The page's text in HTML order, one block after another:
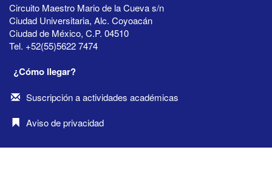
Circuito Maestro Mario de la Cueva s/n
Ciudad Universitaria, Alc. Coyoacán
Ciudad de México, C.P. 04510
Tel. +52(55)5622 7474
¿Cómo llegar?
Suscripción a actividades académicas
Aviso de privacidad